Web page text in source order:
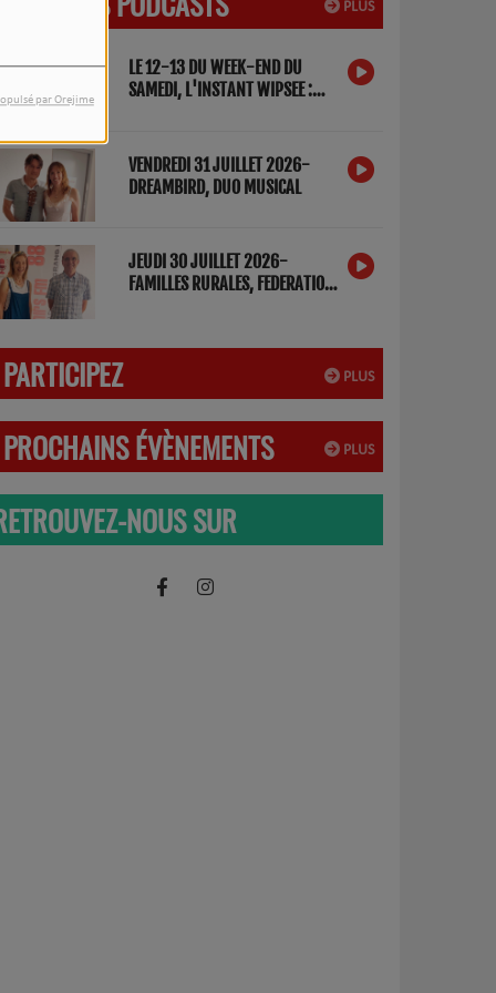
par Orejime
PLUS
LE 12-13 DU WEEK-END DU
SAMEDI, L'INSTANT WIPSEE :
VENDREDI 31 JUILLET 2026-
DREAMBIRD, DUO MUSICAL
JEUDI 30 JUILLET 2026-
FAMILLES RURALES, FEDERATION
PLUS
PARTICIPEZ
PLUS
PROCHAINS ÉVÈNEMENTS
NOUS SUR